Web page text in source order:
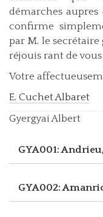
démarches aupres
confirme
par M. le secrétaire
réjouis rant de
Votre
E. Cuchet Albaret
Gyergyai Albert
GYA001:
GYA002: